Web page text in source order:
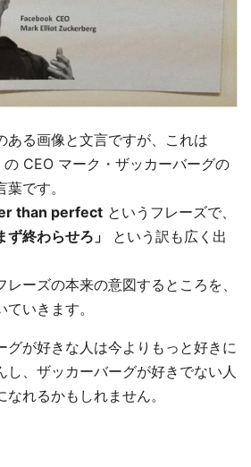
ある画像と文言ですが、これは
CEO マーク・ザッカーバーグの
です。
than perfect というフレーズで、
ず終わらせろ」
という訳も広く出
ーズの本来の意図するところを、
いきます。
グが好きな人は今よりもっと好きに
し、ザッカーバーグが好きでない人
れるかもしれません。